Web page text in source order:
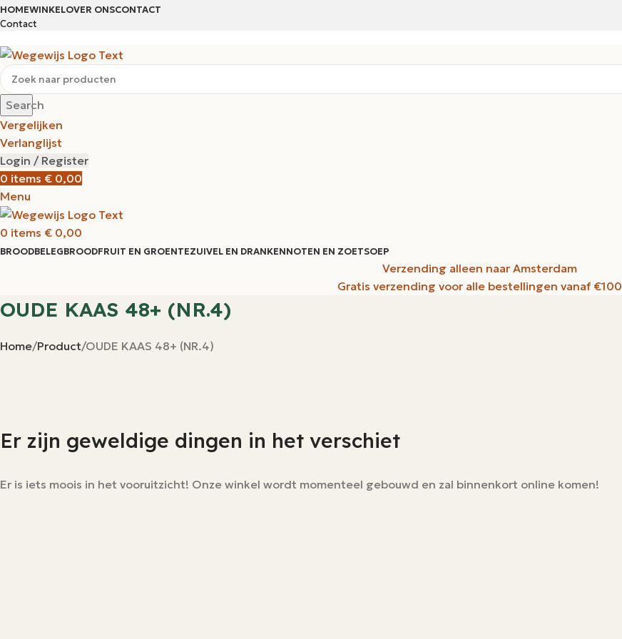
HOMEWINKELOVER ONSCONTACT
Contact
Search
Vergelijken
Verlanglijst
Login / Register
0 items € 0,00
Menu
0 items € 0,00
BROODBELEGBROODFRUIT EN GROENTEZUIVEL EN DRANKENNOTEN EN ZOETSOEP
Verzending alleen naar Amsterdam
Gratis verzending voor alle bestellingen vanaf €100
OUDE KAAS 48+ (NR.4)
Home Product OUDE KAAS 48+ (NR.4)
Er zijn geweldige dingen in het verschiet
Er is iets moois in het vooruitzicht! Onze winkel wordt momenteel gebouwd en zal binnenkort online komen!